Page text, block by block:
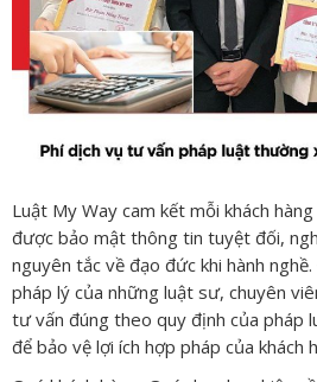
Luật My Way cam kết mỗi khách
được bảo mật thông tin tuyệt đối,
nguyên tắc về đạo đức khi hành
pháp lý của những luật sư, chuyên
tư vấn đúng theo quy định của pháp
để bảo vệ lợi ích hợp pháp của khách